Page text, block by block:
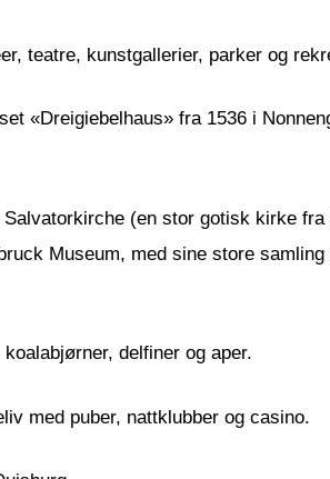
teatre, kunstgallerier, parker og
«Dreigiebelhaus» fra 1536 i
(en stor gotisk kirke fra
Museum, med sine store
delfiner og aper.
med puber, nattklubber og casino.